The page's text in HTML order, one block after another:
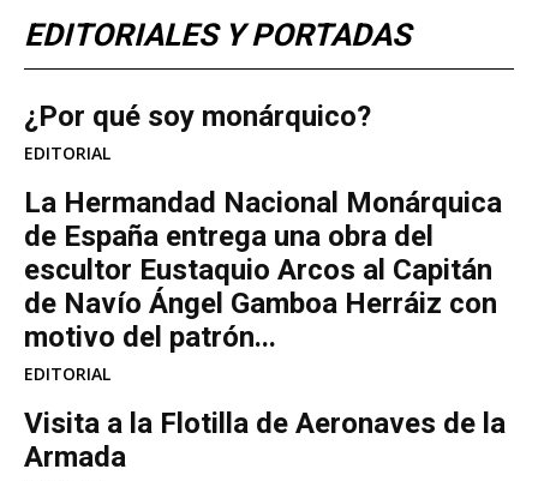
EDITORIALES Y PORTADAS
¿Por qué soy monárquico?
EDITORIAL
La Hermandad Nacional Monárquica
de España entrega una obra del
escultor Eustaquio Arcos al Capitán
de Navío Ángel Gamboa Herráiz con
motivo del patrón...
EDITORIAL
Visita a la Flotilla de Aeronaves de la
Armada